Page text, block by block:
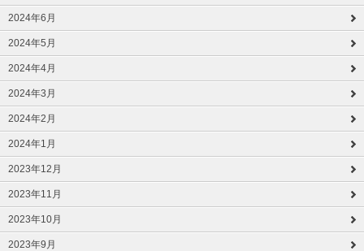
2024年6月
2024年5月
2024年4月
2024年3月
2024年2月
2024年1月
2023年12月
2023年11月
2023年10月
2023年9月